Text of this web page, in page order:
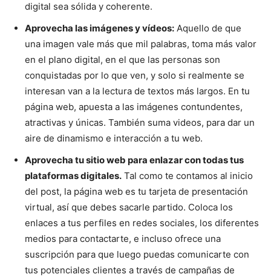
digital sea sólida y coherente.
Aprovecha las imágenes y vídeos: Aquello de que
una imagen vale más que mil palabras, toma más valor
en el plano digital, en el que las personas son
conquistadas por lo que ven, y solo si realmente se
interesan van a la lectura de textos más largos. En tu
página web, apuesta a las imágenes contundentes,
atractivas y únicas. También suma videos, para dar un
aire de dinamismo e interacción a tu web.
Aprovecha tu sitio web para enlazar con todas tus
plataformas digitales. Tal como te contamos al inicio
del post, la página web es tu tarjeta de presentación
virtual, así que debes sacarle partido. Coloca los
enlaces a tus perfiles en redes sociales, los diferentes
medios para contactarte, e incluso ofrece una
suscripción para que luego puedas comunicarte con
tus potenciales clientes a través de campañas de